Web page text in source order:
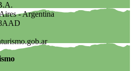
- Argentina